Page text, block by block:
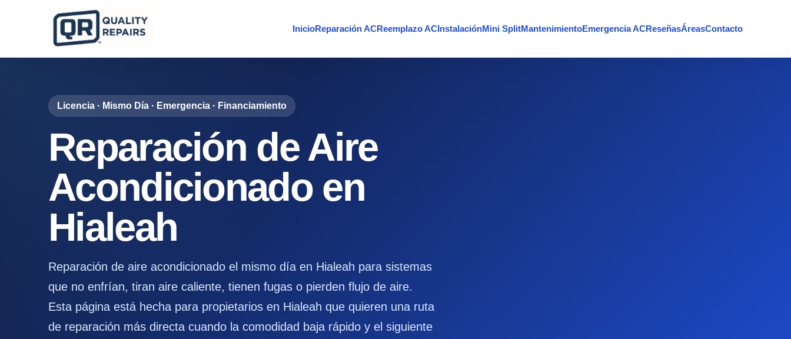
InicioReparación ACReemplazo ACInstalaciónMini SplitMantenimientoEmergencia ACReseñasÁreasContacto
Licencia · Mismo Día · Emergencia · Financiamiento
Reparación de Aire
Acondicionado en
Hialeah
Reparación de aire acondicionado el mismo día en Hialeah para sistemas
que no enfrían, tiran aire caliente, tienen fugas o pierden flujo de aire.
Esta página está hecha para propietarios en Hialeah que quieren una ruta
de reparación más directa cuando la comodidad baja rápido y el siguiente